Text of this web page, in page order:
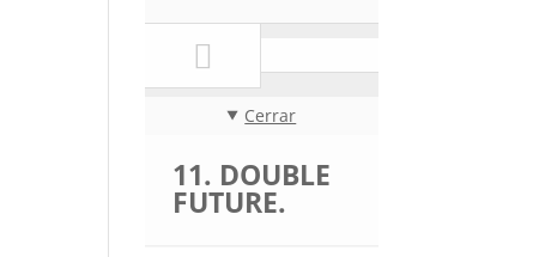
Cerrar
11. DOUBLE
FUTURE.